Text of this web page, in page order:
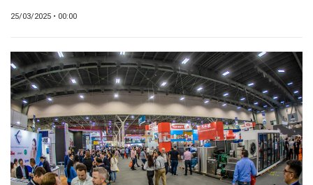
DE CARNE VACUNA
EVENTOS Y
CAPACITACIONES
DIRECTORIO
CALENDARIO
MEDIA KIT
25/03/2025 • 00:00